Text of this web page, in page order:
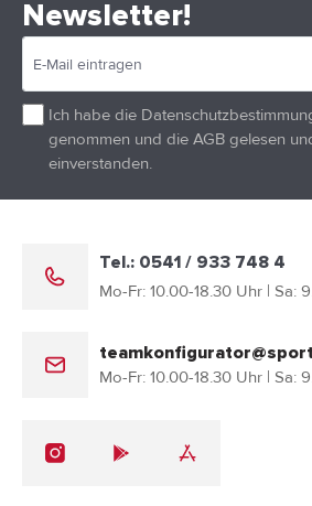
Newsletter!
Ich habe die
genommen und die AGB gelesen
einverstanden.
Tel.: 0541 / 933 748 4
Mo-Fr: 10.00-18.30 Uhr | Sa:
Mo-Fr: 10.00-18.30 Uhr | Sa: